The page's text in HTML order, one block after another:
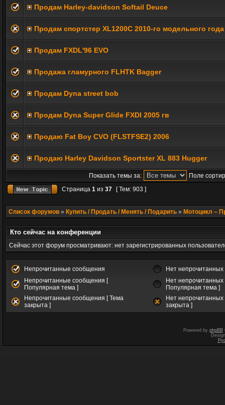
Продам Hаrley-davidson Softail Deuce
Продам спортстер XL1200C 2010-го модельного года
Продам FXDL'96 EVO
Продажа гламурного FLHTK Bagger
Продам Dyna street bob
Продам Dyna Super Glide FXDI 2005 гв
Продаю Fat Boy CVO (FLSTFSE2) 2006
Продаю Harley Davidson Sportster XL 883 Hugger
Показать темы за:
Поле
Страница 1 из 37 [ Тем: 903 ]
Список форумов » Купить / Продать / Менять / Подарить » Мотоцикл –
Кто сейчас на конференции
Сейчас этот форум просматривают: нет зарегистрированных
Непрочитанные сообщения
Нет
Непрочитанные сообщения [
Популярная тема ]
Нет
Популярная тема ]
Непрочитанные сообщения [ Тема
закрыта ]
Нет
закрыта ]
Powered by phpBB